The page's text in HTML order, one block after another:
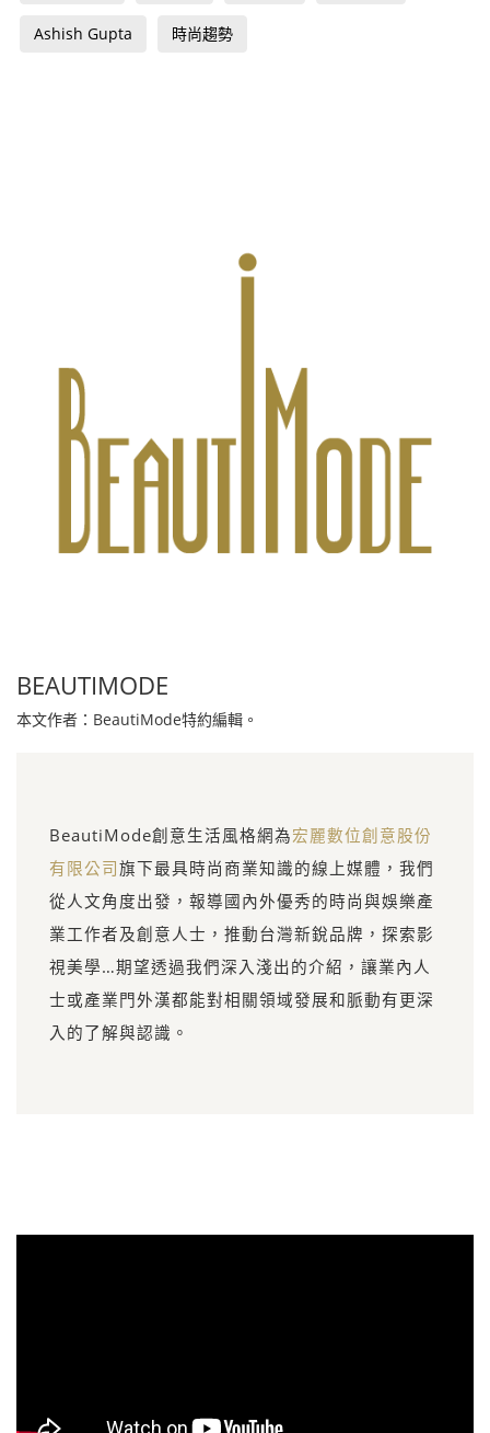
Ashish Gupta 時尚趨勢
BEAUTIMODE
本文作者：BeautiMode特約編輯。
BeautiMode創意生活風格網為宏麗數位創意股份
有限公司旗下最具時尚商業知識的線上媒體，我們
從人文角度出發，報導國內外優秀的時尚與娛樂產
業工作者及創意人士，推動台灣新銳品牌，探索影
視美學…期望透過我們深入淺出的介紹，讓業內人
士或產業門外漢都能對相關領域發展和脈動有更深
入的了解與認識。